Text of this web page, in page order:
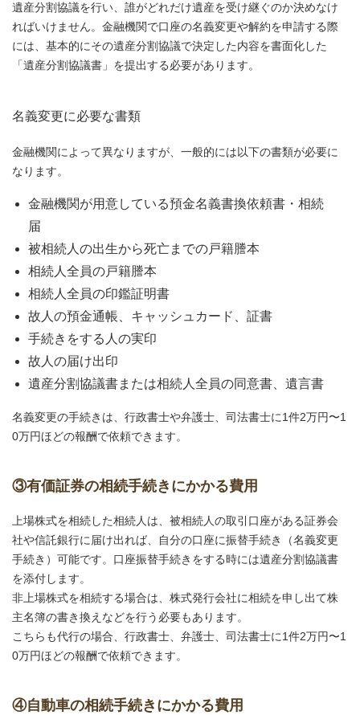
遺産分割協議を行い、誰がどれだけ遺産を受け継ぐのか決めなけ
ればいけません。金融機関で口座の名義変更や解約を申請する際
には、基本的にその遺産分割協議で決定した内容を書面化した
「遺産分割協議書」を提出する必要があります。
名義変更に必要な書類
金融機関によって異なりますが、一般的には以下の書類が必要に
なります。
金融機関が用意している預金名義書換依頼書・相続
届
被相続人の出生から死亡までの戸籍謄本
相続人全員の戸籍謄本
相続人全員の印鑑証明書
故人の預金通帳、キャッシュカード、証書
手続きをする人の実印
故人の届け出印
遺産分割協議書または相続人全員の同意書、遺言書
名義変更の手続きは、行政書士や弁護士、司法書士に1件2万円〜1
0万円ほどの報酬で依頼できます。
③有価証券の相続手続きにかかる費用
上場株式を相続した相続人は、被相続人の取引口座がある証券会
社や信託銀行に届け出れば、自分の口座に振替手続き（名義変更
手続き）可能です。口座振替手続きをする時には遺産分割協議書
を添付します。
非上場株式を相続する場合は、株式発行会社に相続を申し出て株
主名簿の書き換えなどを行う必要もあります。
こちらも代行の場合、行政書士、弁護士、司法書士に1件2万円〜1
0万円ほどの報酬で依頼できます。
④自動車の相続手続きにかかる費用